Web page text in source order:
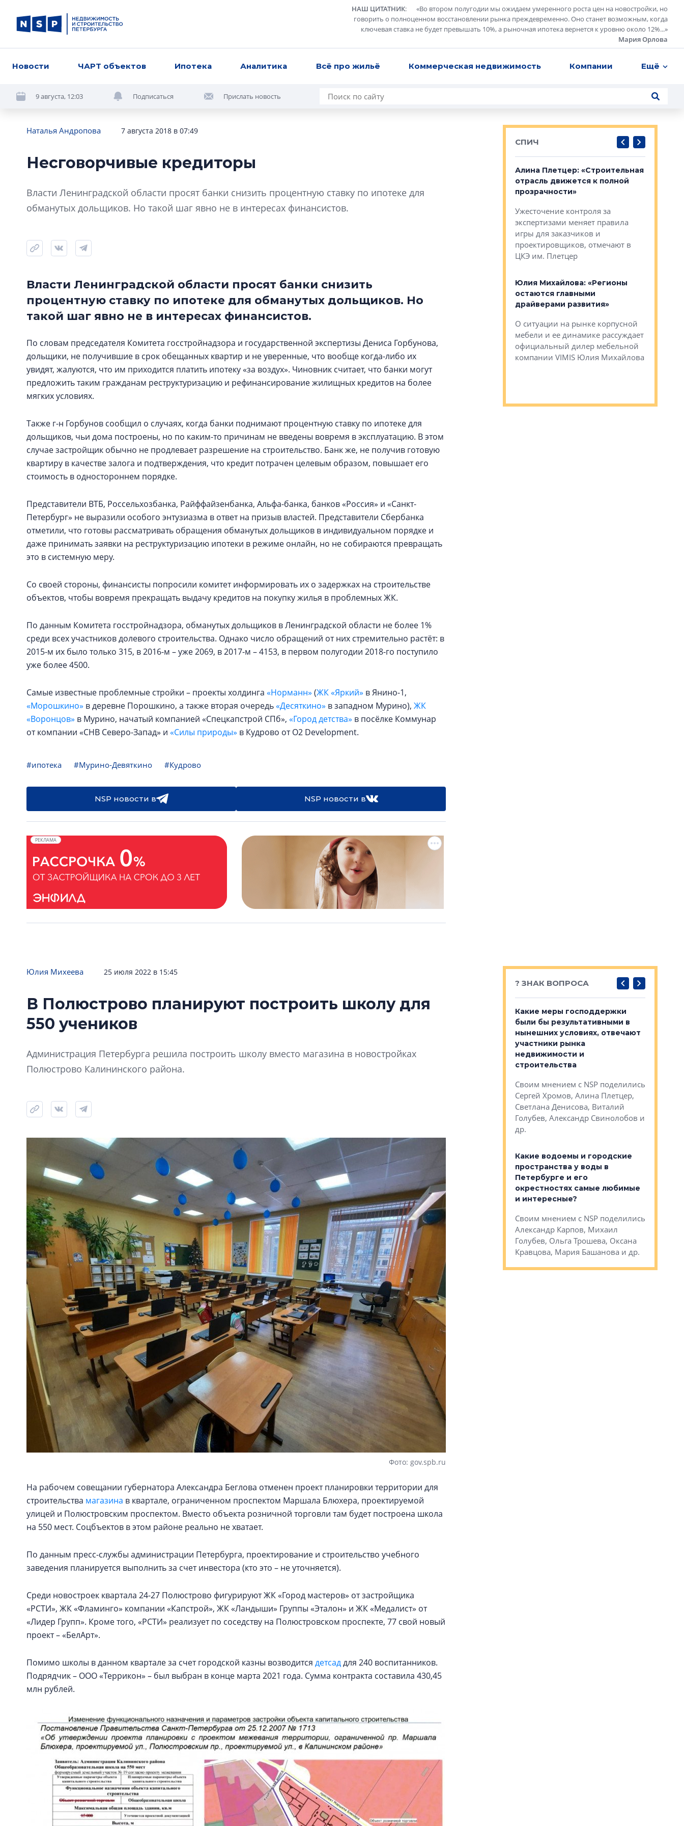
НАШ ЦИТАТНИК: «Во втором полугодии мы ожидаем умеренного роста цен на новостройки, но
говорить о полноценном восстановлении рынка преждевременно. Оно станет возможным, когда
ключевая ставка не будет превышать 10%, а рыночная ипотека вернется к уровню около 12%...»
Мария Орлова
Новости ЧАРТ объектов Ипотека Аналитика Всё про жильё Коммерческая недвижимость Компании Ещё
9 августа, 12:03 Подписаться Прислать новость
Наталья Андропова 7 августа 2018 в 07:49
Несговорчивые кредиторы
Власти Ленинградской области просят банки снизить процентную ставку по ипотеке для
обманутых дольщиков. Но такой шаг явно не в интересах финансистов.
Власти Ленинградской области просят банки снизить
процентную ставку по ипотеке для обманутых дольщиков. Но
такой шаг явно не в интересах финансистов.
По словам председателя Комитета госстройнадзора и государственной экспертизы Дениса Горбунова,
дольщики, не получившие в срок обещанных квартир и не уверенные, что вообще когда-либо их
увидят, жалуются, что им приходится платить ипотеку «за воздух». Чиновник считает, что банки могут
предложить таким гражданам реструктуризацию и рефинансирование жилищных кредитов на более
мягких условиях.
Также г-н Горбунов сообщил о случаях, когда банки поднимают процентную ставку по ипотеке для
дольщиков, чьи дома построены, но по каким-то причинам не введены вовремя в эксплуатацию. В этом
случае застройщик обычно не продлевает разрешение на строительство. Банк же, не получив готовую
квартиру в качестве залога и подтверждения, что кредит потрачен целевым образом, повышает его
стоимость в одностороннем порядке.
Представители ВТБ, Россельхозбанка, Райффайзенбанка, Альфа-банка, банков «Россия» и «Санкт-
Петербург» не выразили особого энтузиазма в ответ на призыв властей. Представители Сбербанка
отметили, что готовы рассматривать обращения обманутых дольщиков в индивидуальном порядке и
даже принимать заявки на реструктуризацию ипотеки в режиме онлайн, но не собираются превращать
это в системную меру.
Со своей стороны, финансисты попросили комитет информировать их о задержках на строительстве
объектов, чтобы вовремя прекращать выдачу кредитов на покупку жилья в проблемных ЖК.
По данным Комитета госстройнадзора, обманутых дольщиков в Ленинградской области не более 1%
среди всех участников долевого строительства. Однако число обращений от них стремительно растёт: в
2015-м их было только 315, в 2016-м – уже 2069, в 2017-м – 4153, в первом полугодии 2018-го поступило
уже более 4500.
Самые известные проблемные стройки – проекты холдинга «Норманн» (ЖК «Яркий» в Янино-1,
«Морошкино» в деревне Порошкино, а также вторая очередь«Десяткино» в западном Мурино), ЖК
«Воронцов» в Мурино, начатый компанией «Спецкапстрой СПб», «Город детства» в посёлке Коммунар
от компании «СНВ Северо-Запад» и «Силы природы» в Кудрово от O2 Development.
#ипотека #Мурино-Девяткино #Кудрово
NSP новости в NSP новости в
РЕКЛАМА
СПИЧ
даже электромобиль»
Конкуренцию выиграют те
КЕЙПОРТ
Алина Плетцер: «Строительная
отрасль движется к полной
прозрачности»
Ужесточение контроля за
экспертизами меняет правила
игры для заказчиков и
проектировщиков, отмечают в
ЦКЭ им. Плетцер
Юлия Михайлова: «Регионы
остаются главными
драйверами развития»
О ситуации на рынке корпусной
мебели и ее динамике рассуждает
официальный дилер мебельной
компании VIMIS Юлия Михайлова
Юлия Михеева 25 июля 2022 в 15:45
В Полюстрово планируют построить школу для
550 учеников
Администрация Петербурга решила построить школу вместо магазина в новостройках
Полюстрово Калининского района.
Фото: gov.spb.ru
На рабочем совещании губернатора Александра Беглова отменен проект планировки территории для
строительства магазина в квартале, ограниченном проспектом Маршала Блюхера, проектируемой
улицей и Полюстровским проспектом. Вместо объекта розничной торговли там будет построена школа
на 550 мест. Соцбъектов в этом районе реально не хватает.
По данным пресс-службы администрации Петербурга, проектирование и строительство учебного
заведения планируется выполнить за счет инвестора (кто это – не уточняется).
Среди новостроек квартала 24-27 Полюстрово фигурируют ЖК «Город мастеров» от застройщика
«РСТИ», ЖК «Фламинго» компании «Капстрой», ЖК «Ландыши» Группы «Эталон» и ЖК «Медалист» от
«Лидер Групп». Кроме того, «РСТИ» реализует по соседству на Полюстровском проспекте, 77 свой новый
проект – «БелАрт».
Помимо школы в данном квартале за счет городской казны возводится детсаддля 240 воспитанников.
Подрядчик – ООО «Террикон» – был выбран в конце марта 2021 года. Сумма контракта составила 430,45
млн рублей.
? ЗНАК ВОПРОСА
Разрыв цен между первичкой и
Разрыв цен между первичкой и
Какие наиболее востребованы
специальности и компетенции
строительства?
Своим мнением с NSP поделились
Валентина Калинина, Анжелика
Альшаева, Александр
Свинолобов, Александр Кравцов,
Кирилл Кудинов и др.
Какие меры господдержки
были бы результативными в
нынешних условиях, отвечают
участники рынка
недвижимости и
строительства
Своим мнением с NSP поделились
Сергей Хромов, Алина Плетцер,
Светлана Денисова, Виталий
Голубев, Александр Свинолобов и
др.
Какие водоемы и городские
пространства у воды в
Петербурге и его
окрестностях самые любимые
и интересные?
Своим мнением с NSP поделились
Александр Карпов, Михаил
Голубев, Ольга Трошева, Оксана
Кравцова, Мария Башанова и др.